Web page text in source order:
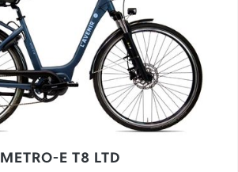
METRO-E T8 LTD